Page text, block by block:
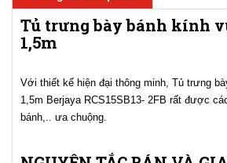
Tủ trưng bày bánh kính
1,5m
Với thiết kế hiện đại thông minh, Tủ trưng
1,5m Berjaya RCS15SB13- 2FB rất được
bánh,.. ưa chuộng.